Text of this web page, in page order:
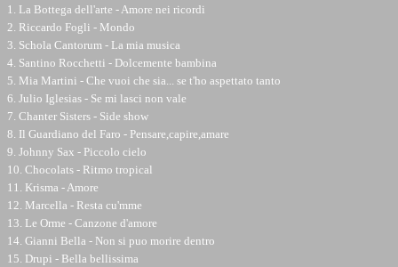
1. La Bottega dell'arte - Amore nei ricordi
2. Riccardo Fogli - Mondo
3. Schola Cantorum - La mia musica
4. Santino Rocchetti - Dolcemente bambina
5. Mia Martini - Che vuoi che sia... se t'ho aspettato tanto
6. Julio Iglesias - Se mi lasci non vale
7. Chanter Sisters - Side show
8. Il Guardiano del Faro - Pensare,capire,amare
9. Johnny Sax - Piccolo cielo
10. Chocolats - Ritmo tropical
11. Krisma - Amore
12. Marcella - Resta cu'mme
13. Le Orme - Canzone d'amore
14. Gianni Bella - Non si puo morire dentro
15. Drupi - Bella bellissima